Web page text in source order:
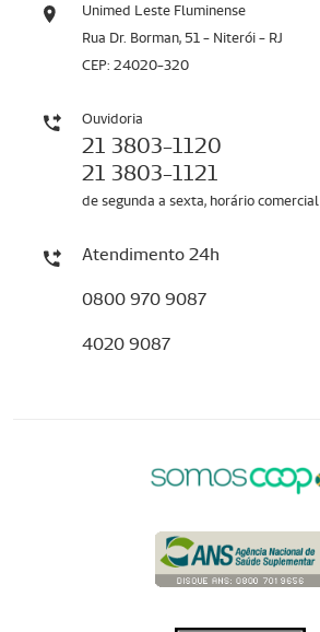
Unimed Leste Fluminense
Rua Dr. Borman, 51 - Niterói - RJ
CEP: 24020-320
Ouvidoria
21 3803-1120
21 3803-1121
de segunda a sexta, horário comercial
Atendimento 24h
0800 970 9087
4020 9087